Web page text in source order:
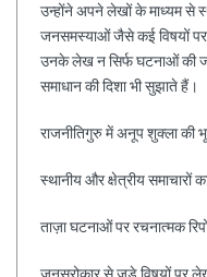
उन्होंने अपने लेखों के माध्यम से
जनसमस्याओं जैसे कई विषयों पर
उनके लेख न सिर्फ घटनाओं की
समाधान की दिशा भी सुझाते हैं।
राजनीतिगुरु में अनूप शुक्ला की
स्थानीय और क्षेत्रीय समाचारों
ताज़ा घटनाओं पर रचनात्मक
जनसरोकार से जुड़े विषयों पर